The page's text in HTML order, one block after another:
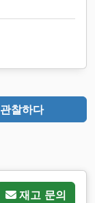
관찰하다
재고 문의